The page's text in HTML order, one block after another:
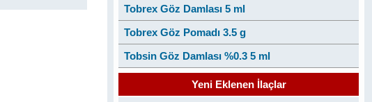
Tobrex Göz Damlası 5 ml
Tobrex Göz Pomadı 3.5 g
Tobsin Göz Damlası %0.3 5 ml
Yeni Eklenen İlaçlar